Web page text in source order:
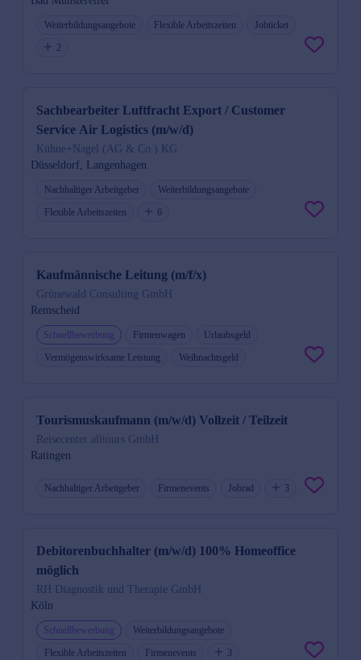
Weiterbildungsangebote Flexible Arbeitszeiten
Jobticket
2
Sachbearbeiter Luftfracht Export / Customer
Service Air Logistics (m/w/d)
Kühne+Nagel (AG & Co.) KG
Düsseldorf, Langenhagen
Nachhaltiger Arbeitgeber
Weiterbildungsangebote
Flexible Arbeitszeiten
6
Kaufmännische Leitung (m/f/x)
Grünewald Consulting GmbH
Remscheid
Schnellbewerbung Firmenwagen
Urlaubsgeld
Vermögenswirksame Leistung
Weihnachtsgeld
Tourismuskaufmann (m/w/d) Vollzeit / Teilzeit
Reisecenter alltours GmbH
Ratingen
Nachhaltiger Arbeitgeber Firmenevents Jobrad 3
Debitorenbuchhalter (m/w/d) 100% Homeoffice
möglich
RH Diagnostik und Therapie GmbH
Köln
Schnellbewerbung
Weiterbildungsangebote
Flexible Arbeitszeiten
Firmenevents 3